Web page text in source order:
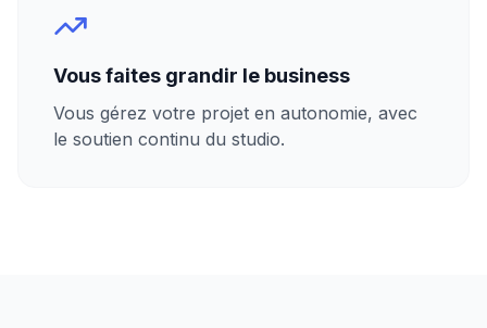
Vous faites grandir le business
Vous gérez votre projet en autonomie, avec
le soutien continu du studio.